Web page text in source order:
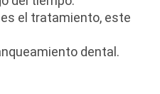
el tratamiento, este
dental.